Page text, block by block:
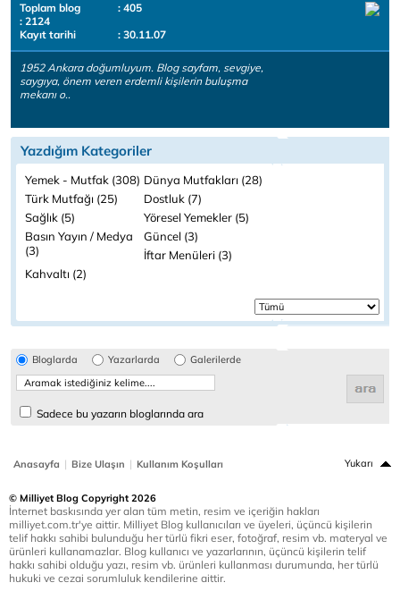
Toplam blog
: 405
: 2124
Kayıt tarihi
: 30.11.07
1952 Ankara doğumluyum. Blog sayfam, sevgiye,
saygıya, önem veren erdemli kişilerin buluşma
mekanı o..
Yazdığım Kategoriler
Yemek - Mutfak (308) Dünya Mutfakları (28)
Türk Mutfağı (25)
Dostluk (7)
Sağlık (5)
Yöresel Yemekler (5)
Basın Yayın / Medya
(3)
Güncel (3)
İftar Menüleri (3)
Kahvaltı (2)
Bloglarda Yazarlarda Galerilerde
Sadece bu yazarın bloglarında ara
Anasayfa | Bize Ulaşın | Kullanım Koşulları Yukarı
© Milliyet Blog Copyright 2026
İnternet baskısında yer alan tüm metin, resim ve içeriğin hakları
milliyet.com.tr'ye aittir. Milliyet Blog kullanıcıları ve üyeleri, üçüncü kişilerin
telif hakkı sahibi bulunduğu her türlü fikri eser, fotoğraf, resim vb. materyal ve
ürünleri kullanamazlar. Blog kullanıcı ve yazarlarının, üçüncü kişilerin telif
hakkı sahibi olduğu yazı, resim vb. ürünleri kullanması durumunda, her türlü
hukuki ve cezai sorumluluk kendilerine aittir.